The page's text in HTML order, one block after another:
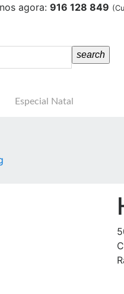
agora: 916 128 849
search
Especial Natal